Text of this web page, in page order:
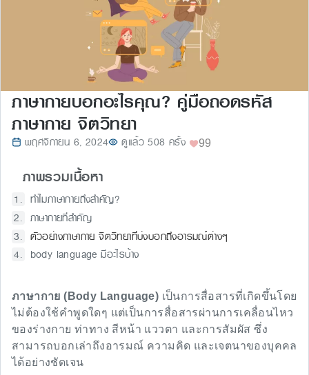
ภาษากายบอกอะไรคุณ? คู่มือถอดรหัส
ภาษากาย จิตวิทยา
พฤศจิกายน 6, 2024 ดูแล้ว 508 ครั้ง 99
ภาพรวมเนื้อหา
ทำไมภาษากายถึงสำคัญ?
ภาษากายที่สำคัญ
ตัวอย่างภาษากาย จิตวิทยาที่บ่งบอกถึงอารมณ์ต่างๆ
body language มีอะไรบ้าง
ภาษากาย (Body Language) เป็นการสื่อสารที่เกิดขึ้นโดย
ไม่ต้องใช้คำพูดใดๆ แต่เป็นการสื่อสารผ่านการเคลื่อนไหว
ของร่างกาย ท่าทาง สีหน้า แววตา และการสัมผัส ซึ่ง
สามารถบอกเล่าถึงอารมณ์ ความคิด และเจตนาของบุคคล
ได้อย่างชัดเจน